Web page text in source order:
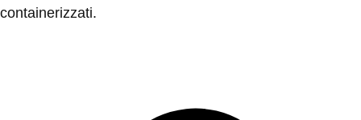
containerizzati.